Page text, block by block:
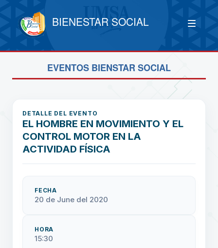
BIENESTAR SOCIAL
EVENTOS BIENSTAR SOCIAL
DETALLE DEL EVENTO
EL HOMBRE EN MOVIMIENTO Y EL
CONTROL MOTOR EN LA
ACTIVIDAD FÍSICA
FECHA
20 de June del 2020
HORA
15:30